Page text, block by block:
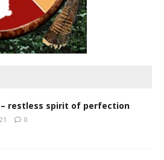
– restless spirit of perfection
0